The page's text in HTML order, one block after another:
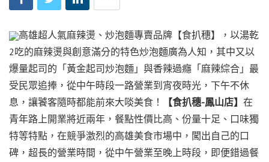
高雄超人氣麻辣燙、炒泡麵專賣品牌【食扒穗】，以湯乾
2吃的麻辣燙與創意滿分的特色炒泡麵廣為人知，其中又以
爆量起司的「黃金起司炒泡麵」與香辣過癮「麻辣綜合」最
受民眾追捧，從中午時段一路營業到宵夜時光，下午不休
息，讓饕客隨時都能前來大啖美食！
【食扒穗-鳳山店】 在
青年路上開業將近兩年，餐點性價比高、份量十足、口味獨
特等特點，在競爭激烈的高雄美食市場中，闖出自己的口
碑，超長的營業時間，從中午營業至晚上時段，即便錯過餐